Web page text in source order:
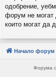
одобрение,
форум не могат
които могат да
Начало форум
Форума